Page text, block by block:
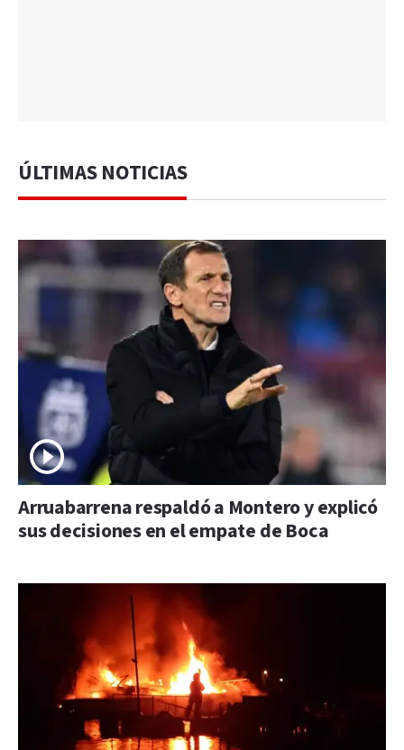
ÚLTIMAS NOTICIAS
Arruabarrena respaldó a Montero y explicó
sus decisiones en el empate de Boca